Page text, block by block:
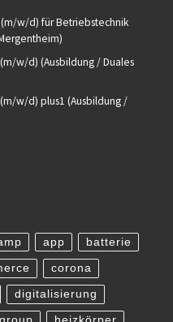
w/d) für Betriebstechnik
w/d) (Ausbildung / Duales
w/d) plus1 (Ausbildung /
app batterie
corona
digitalisierung